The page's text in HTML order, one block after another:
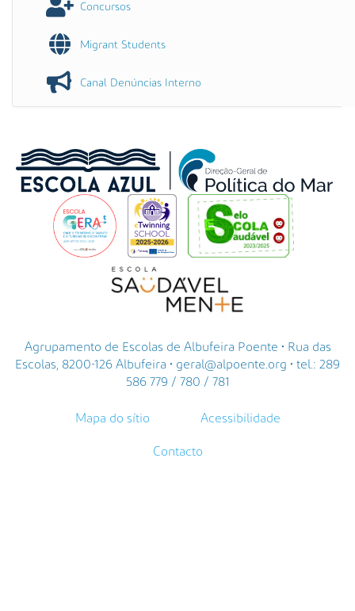
Concursos
Migrant Students
Canal Denúncias Interno
Agrupamento de Escolas de Albufeira Poente • Rua das
Escolas, 8200-126 Albufeira • geral@alpoente.org • tel.: 289
586 779 / 780 / 781
Mapa do sítio Acessibilidade
Contacto